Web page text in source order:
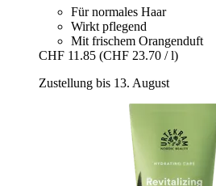
Für normales Haar
Wirkt pflegend
Mit frischem Orangenduft
CHF 11.85 (CHF 23.70 / l)
Zustellung bis 13. August